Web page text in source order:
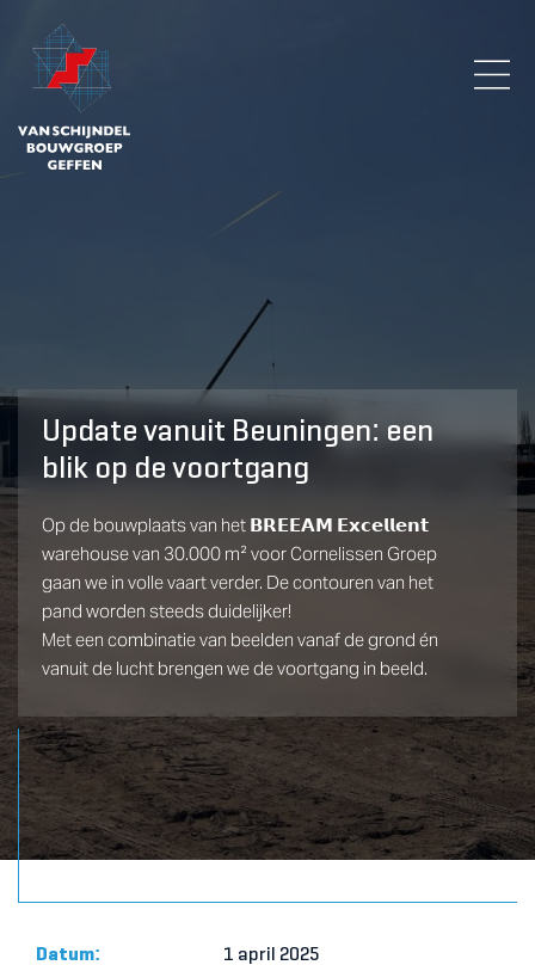
Update vanuit Beuningen: een
blik op de voortgang
Op de bouwplaats van het 𝗕𝗥𝗘𝗘𝗔𝗠 𝗘𝘅𝗰𝗲𝗹𝗹𝗲𝗻𝘁
warehouse van 30.000 m² voor Cornelissen Groep
gaan we in volle vaart verder. De contouren van het
pand worden steeds duidelijker!
Met een combinatie van beelden vanaf de grond én
vanuit de lucht brengen we de voortgang in beeld.
Datum: 1 april 2025